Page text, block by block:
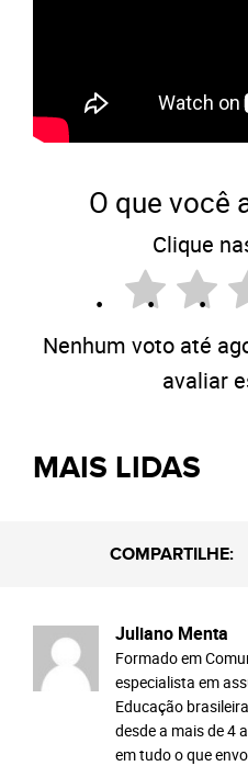
O que você
Clique
Nenhum voto até
avaliar
MAIS LIDAS
COMPARTILHE:
Juliano Menta
Formado em
especialista em
Educação
desde a mais de 4
em tudo o que